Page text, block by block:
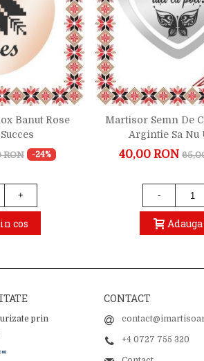
Banut Rose
RON -24%
+
cos
Martisor Semn De
Argintie Sa Nu
40,00 RON
-
prin
CONTACT
+4 0727 755 320